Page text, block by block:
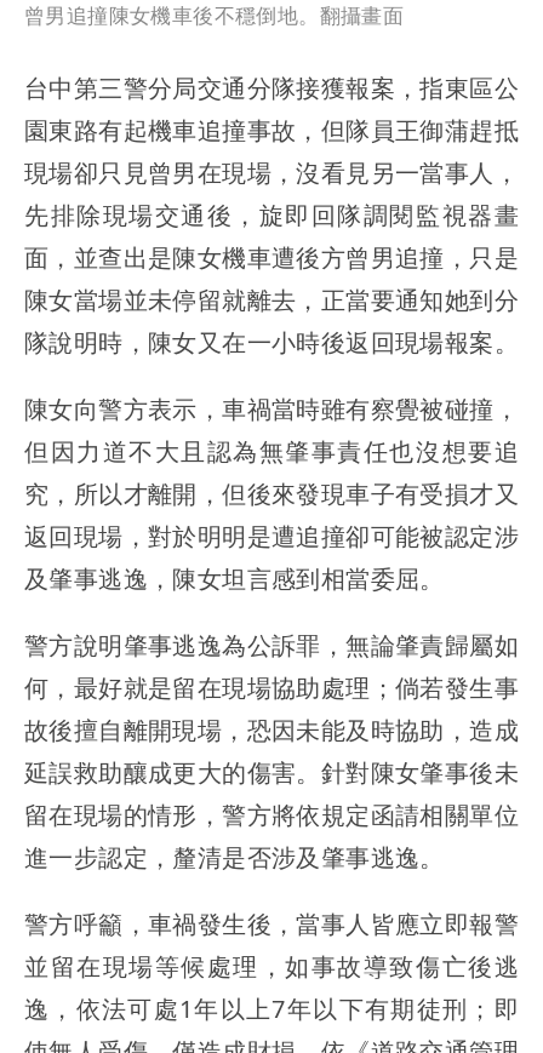
曾男追撞陳女機車後不穩倒地。翻攝畫面
台中第三警分局交通分隊接獲報案，指東區公
園東路有起機車追撞事故，但隊員王御蒲趕抵
現場卻只見曾男在現場，沒看見另一當事人，
先排除現場交通後，旋即回隊調閱監視器畫
面，並查出是陳女機車遭後方曾男追撞，只是
陳女當場並未停留就離去，正當要通知她到分
隊說明時，陳女又在一小時後返回現場報案。
陳女向警方表示，車禍當時雖有察覺被碰撞，
但因力道不大且認為無肇事責任也沒想要追
究，所以才離開，但後來發現車子有受損才又
返回現場，對於明明是遭追撞卻可能被認定涉
及肇事逃逸，陳女坦言感到相當委屈。
警方說明肇事逃逸為公訴罪，無論肇責歸屬如
何，最好就是留在現場協助處理；倘若發生事
故後擅自離開現場，恐因未能及時協助，造成
延誤救助釀成更大的傷害。針對陳女肇事後未
留在現場的情形，警方將依規定函請相關單位
進一步認定，釐清是否涉及肇事逃逸。
警方呼籲，車禍發生後，當事人皆應立即報警
並留在現場等候處理，如事故導致傷亡後逃
逸，依法可處1年以上7年以下有期徒刑；即